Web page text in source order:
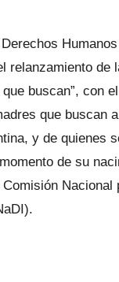
relanzamiento de
buscan”, con
que buscan
y de quienes
de su
Nacional